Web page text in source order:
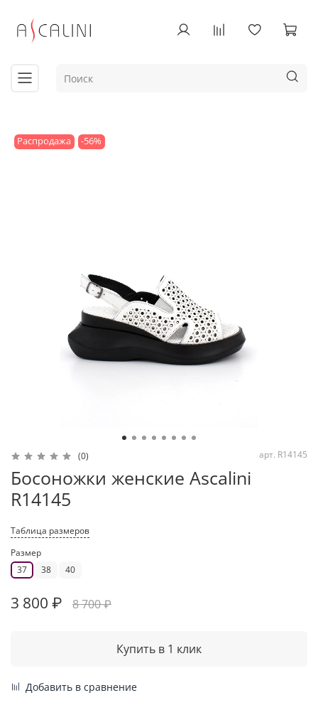
Распродажа -56%
(0) арт. R14145
Босоножки женские Ascalini
R14145
Таблица размеров
Размер
37
38 40
3 800 ₽ 8 700 ₽
Купить в 1 клик
Добавить в сравнение